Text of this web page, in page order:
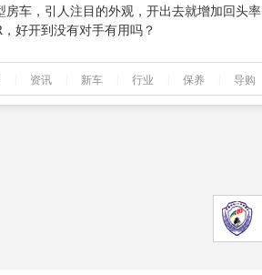
房车，引人注目的外观，开出去就增加回头率
好开到没有对手有用吗？
资讯 新车 行业 保养 导购